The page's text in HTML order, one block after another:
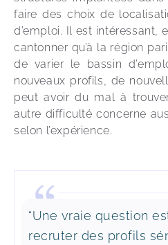
faire des choix de
d’emploi. Il est intéressant,
cantonner qu’à la région
de varier le bassin
nouveaux profils, de
peut avoir du mal à
autre difficulté concerne
selon l’expérience.
“Une vraie question
recruter des profils